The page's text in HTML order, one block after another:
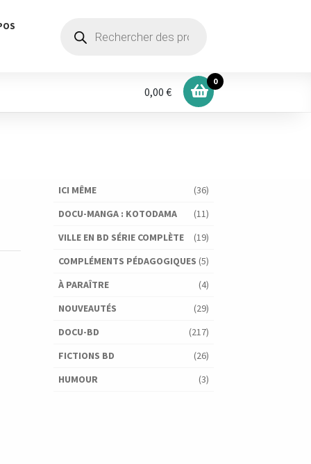
produits
0,00 €
0
ICI MÊME
(36)
DOCU-MANGA : KOTODAMA
(11)
VILLE EN BD SÉRIE COMPLÈTE
(19)
COMPLÉMENTS PÉDAGOGIQUES (5)
À PARAÎTRE
(4)
NOUVEAUTÉS
(29)
DOCU-BD
(217)
FICTIONS BD
(26)
HUMOUR
(3)